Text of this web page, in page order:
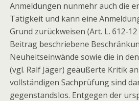
Anmeldungen nunmehr auch die
Tätigkeit und kann eine
Grund zurückweisen (Art. L. 612-12
Beitrag beschriebene
Neuheitseinwände sowie die in
(vgl. Ralf Jäger) geäußerte Kritik
vollständigen Sachprüfung sind
gegenstandslos. Entgegen der